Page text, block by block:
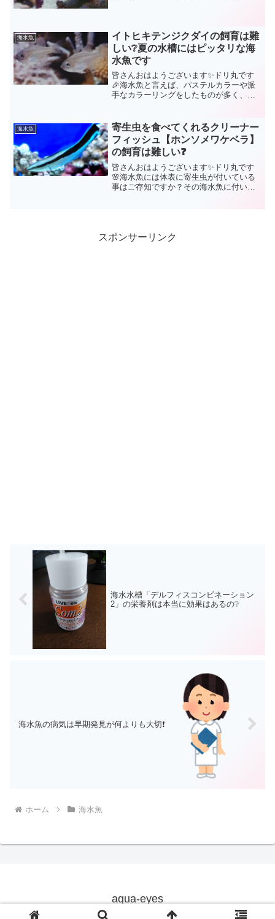
っぽく、目の下のラインに...
海水魚
イトヒキテンジクダイの飼育は難
しい❔夏の水槽にはピッタリな海
水魚です
皆さんおはようございます✨ドリ丸です
🎉海水魚と言えば、パステルカラーや派
手なカラーリングをしたものが多く、海
方が殆どでしょう🤗カクレクマノミ、ナ
ンヨウハギ、キイロハギ…...
海水魚
寄生虫を食べてくれるクリーナー
フィッシュ【ホンソメワケベラ】
の飼育は難しい❓
皆さんおはようございます✨ドリ丸です
🌸海水魚には体表に寄生虫が付いている
事はご存知ですか？その海水魚に付いた
スポンサーリンク
海水水槽「デルフィスコンビネーション
2」の栄養剤は本当に効果はあるの❔
海水魚の病気は早期発見が何よりも大切❗
ホーム 海水魚
aqua-eyes
© 2019 aqua-eyes.